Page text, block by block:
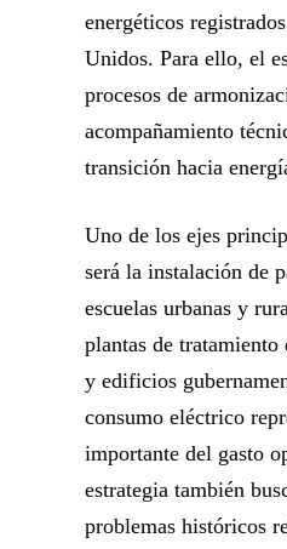
energéticos
Unidos. Para ello, el
procesos de
acompañamiento
transición hacia
Uno de los ejes
será la instalación de
escuelas urbanas y
plantas de tratamiento
y edificios
consumo eléctrico
importante del gasto
estrategia también
problemas históricos